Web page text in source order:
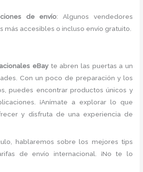
de envío: Algunos vendedores
más accesibles o incluso envío gratuito.
eBayte abren las puertas a un
Con un poco de preparación y los
puedes encontrar productos únicos y
¡Anímate a explorar lo que
y disfruta de una experiencia de
hablaremos sobre los mejores tips
de envío internacional. ¡No te lo